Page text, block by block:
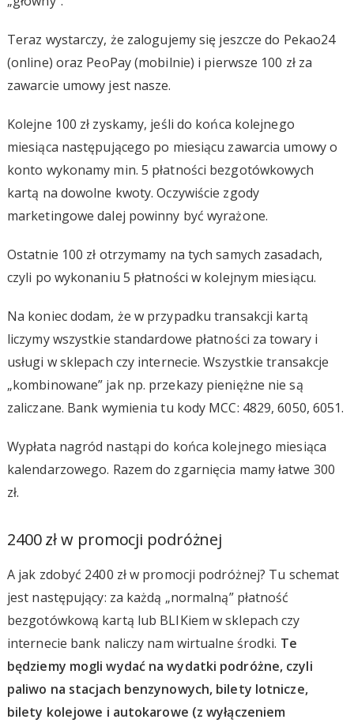
Teraz wystarczy, że zalogujemy się jeszcze do Pekao24
(online) oraz PeoPay (mobilnie) i pierwsze 100 zł za
zawarcie umowy jest nasze.
Kolejne 100 zł zyskamy, jeśli do końca kolejnego
miesiąca następującego po miesiącu zawarcia umowy o
konto wykonamy min. 5 płatności bezgotówkowych
kartą na dowolne kwoty. Oczywiście zgody
marketingowe dalej powinny być wyrażone.
Ostatnie 100 zł otrzymamy na tych samych zasadach,
czyli po wykonaniu 5 płatności w kolejnym miesiącu.
Na koniec dodam, że w przypadku transakcji kartą
liczymy wszystkie standardowe płatności za towary i
usługi w sklepach czy internecie. Wszystkie transakcje
„kombinowane” jak np. przekazy pieniężne nie są
zaliczane. Bank wymienia tu kody MCC: 4829, 6050, 6051.
Wypłata nagród nastąpi do końca kolejnego miesiąca
kalendarzowego. Razem do zgarnięcia mamy łatwe 300
zł.
2400 zł w promocji podróżnej
A jak zdobyć 2400 zł w promocji podróżnej? Tu schemat
jest następujący: za każdą „normalną” płatność
bezgotówkową kartą lub BLIKiem w sklepach czy
internecie bank naliczy nam wirtualne środki. Te
będziemy mogli wydać na wydatki podróżne, czyli
paliwo na stacjach benzynowych, bilety lotnicze,
bilety kolejowe i autokarowe (z wyłączeniem